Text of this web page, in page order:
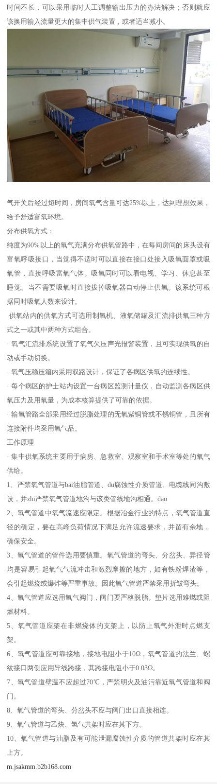
时间不长，可以采用临时人工调整输出压力的办法解决；否则就应
该换用输入流量更大的集中供气装置，或者适当减小。
气开关后经过短时间，房间氧气含量可达25%以上，达到理想效果，
给予舒适富氧环境。
分布供氧方式：
纯度为90%以上的氧气充满分布供氧管路中，在每间房间的床头设有
富氧呼吸接口，当觉得不适时可以直接在接口处接入吸氧面罩或吸
氧管，直接呼吸富氧气体。吸氧同时可以看电视、学习、休息甚至
睡觉。当不需要吸氧时直接拔掉吸氧器自动停止供氧。该系统可根
据同时吸氧人数来设计。
供氧站内的供氧方式可选用制氧机、液氧储罐及汇流排供氧三种方
式之一或其中两种方式组合。
· 氧气汇流排系统设置了氧气欠压声光报警装置，且可实现供氧的自
动或手动切换。
· 氧气压稳压箱内采用双路设计，保证了各病区供氧的连续性。
· 每个病区的护士站内设置一台病区监测计量仪，自动监测各病区供
氧压力及用氧量，为成本核算提供了可靠的依据。
· 输氧管路全部采用经过脱脂处理的无氧紫铜管或不锈铜管，且所有
连接附件均采用氧气品。
工作原理
· 集中供氧系统主要用于病房、急救室、观察室和手术室等处的氧气
供给。
1、严禁氧气管道与bai油脂管道、du腐蚀性介质管道、电缆线同沟敷
设，并zhi严禁氧气管道地沟与该类管线地沟相通。dao
2、氧气管道中氧气流速应限定。根据冶金行业的特点，氧气管道直
径的确定，要在高峰负荷情况下满足允许流速要求，并留有余地，
确保安全。
3、氧气管道的管件选用要慎重。氧气管道的弯头、分岔头、异径管
均是容易引起氧气气流冲击和激烈摩擦的地方，如有铁粉焊渣等，
会引起燃烧或爆炸等严重事故。因此氧气管道严禁采用折皱弯头。
4、氧气管道应选用氧气阀门，阀门要严格脱脂。垫片选用难燃或阻
燃材料。
5、氧气管道应架在非燃烧体的支架上，以防止氧气外泄时点燃支
架。
6、氧气管道应可靠接地，接地电阻小于10Ω，氧气管道的法兰、螺
纹接口两侧应用导线跨接，其跨接电阻小于0.03Ω。
7、氧气管道壁温不应超过70℃，严禁明火及油污靠近氧气管道和阀
门。
8、氧气管道的弯头、分岔头不应与阀门出口直接相连。
9、氧气管道与乙炔、氢气共架时应在其下方。
10、氧气管道与油脂及有可能泄漏腐蚀性介质的管道共架时应在其
上方。
m.jsakmm.b2b168.com